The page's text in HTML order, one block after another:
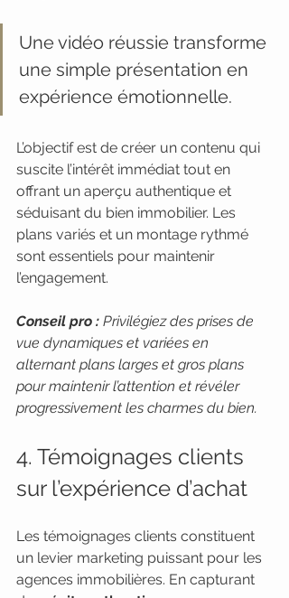
Une vidéo réussie transforme
une simple présentation en
expérience émotionnelle.
L’objectif est de créer un contenu qui
suscite l’intérêt immédiat tout en
offrant un aperçu authentique et
séduisant du bien immobilier. Les
plans variés et un montage rythmé
sont essentiels pour maintenir
l’engagement.
Conseil pro : Privilégiez des prises de
vue dynamiques et variées en
alternant plans larges et gros plans
pour maintenir l’attention et révéler
progressivement les charmes du bien.
4. Témoignages clients
sur l’expérience d’achat
Les témoignages clients constituent
un levier marketing puissant pour les
agences immobilières. En capturant